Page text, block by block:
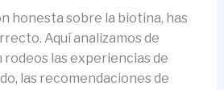
honesta sobre la biotina, has
Aquí analizamos de
las experiencias de
las recomendaciones de